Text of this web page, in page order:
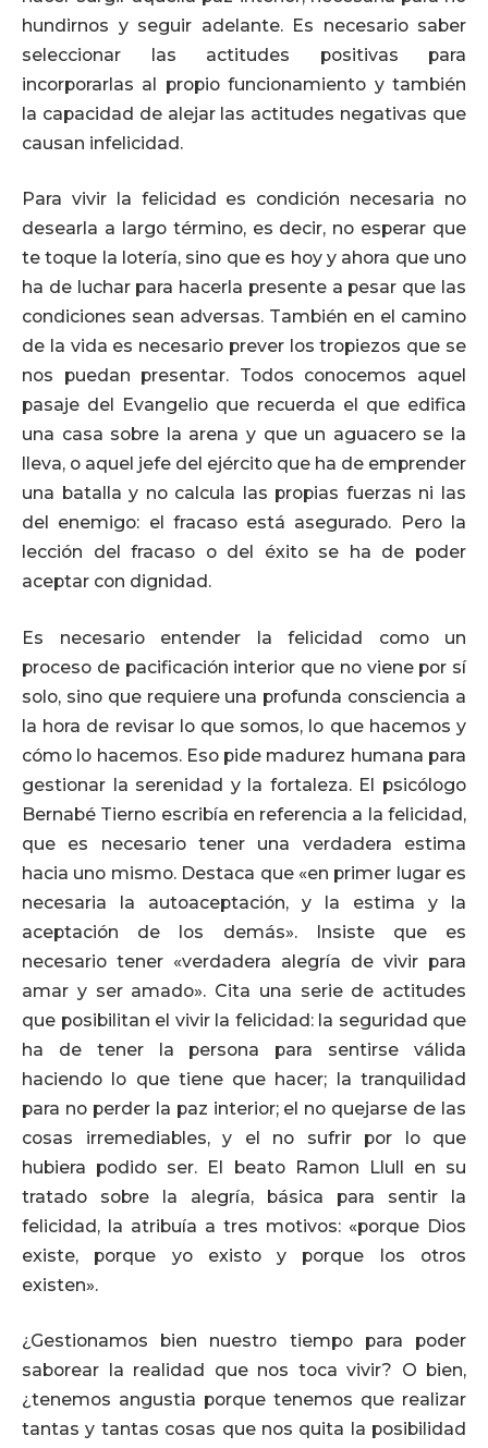
hundirnos y seguir adelante. Es necesario saber
seleccionar las actitudes positivas para
incorporarlas al propio funcionamiento y también
la capacidad de alejar las actitudes negativas que
causan infelicidad.
Para vivir la felicidad es condición necesaria no
desearla a largo término, es decir, no esperar que
te toque la lotería, sino que es hoy y ahora que uno
ha de luchar para hacerla presente a pesar que las
condiciones sean adversas. También en el camino
de la vida es necesario prever los tropiezos que se
nos puedan presentar. Todos conocemos aquel
pasaje del Evangelio que recuerda el que edifica
una casa sobre la arena y que un aguacero se la
lleva, o aquel jefe del ejército que ha de emprender
una batalla y no calcula las propias fuerzas ni las
del enemigo: el fracaso está asegurado. Pero la
lección del fracaso o del éxito se ha de poder
aceptar con dignidad.
Es necesario entender la felicidad como un
proceso de pacificación interior que no viene por sí
solo, sino que requiere una profunda consciencia a
la hora de revisar lo que somos, lo que hacemos y
cómo lo hacemos. Eso pide madurez humana para
gestionar la serenidad y la fortaleza. El psicólogo
Bernabé Tierno escribía en referencia a la felicidad,
que es necesario tener una verdadera estima
hacia uno mismo. Destaca que «en primer lugar es
necesaria la autoaceptación, y la estima y la
aceptación de los demás». Insiste que es
necesario tener «verdadera alegría de vivir para
amar y ser amado». Cita una serie de actitudes
que posibilitan el vivir la felicidad: la seguridad que
ha de tener la persona para sentirse válida
haciendo lo que tiene que hacer; la tranquilidad
para no perder la paz interior; el no quejarse de las
cosas irremediables, y el no sufrir por lo que
hubiera podido ser. El beato Ramon Llull en su
tratado sobre la alegría, básica para sentir la
felicidad, la atribuía a tres motivos: «porque Dios
existe, porque yo existo y porque los otros
existen».
¿Gestionamos bien nuestro tiempo para poder
saborear la realidad que nos toca vivir? O bien,
¿tenemos angustia porque tenemos que realizar
tantas y tantas cosas que nos quita la posibilidad